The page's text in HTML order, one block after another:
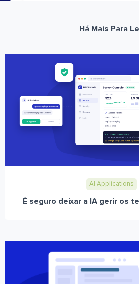
Há Mais Para
AI Applications
É seguro deixar a IA gerir os